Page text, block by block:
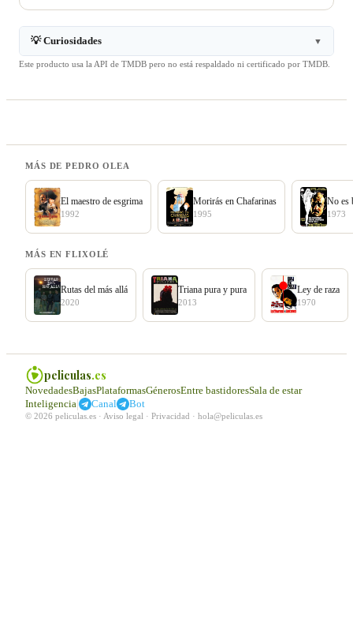
💡 Curiosidades ▼
Este producto usa la API de TMDB pero no está respaldado ni certificado por TMDB.
MÁS DE PEDRO OLEA
El maestro de esgrima
1992
Morirás en Chafarinas
1995
No es
1973
MÁS EN FLIXOLÉ
Rutas del más allá
2020
Triana pura y pura
2013
Ley de raza
1970
peliculas.es
NovedadesBajasPlataformasGénerosEntre bastidoresSala de estar
Inteligencia| Canal Bot
© 2026 peliculas.es · Aviso legal · Privacidad · hola@peliculas.es